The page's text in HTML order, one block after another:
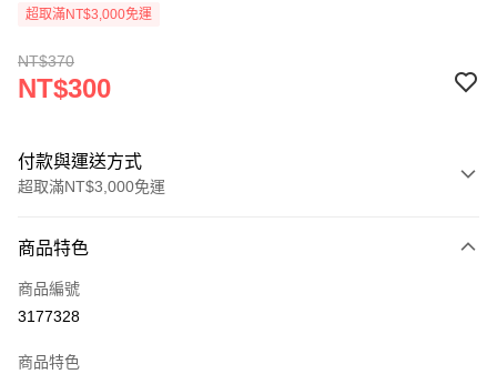
超取滿NT$3,000免運
NT$370
NT$300
付款與運送方式
超取滿NT$3,000免運
信用卡一次付款
超商取貨付款
商品特色
商品編號
3177328
商品特色